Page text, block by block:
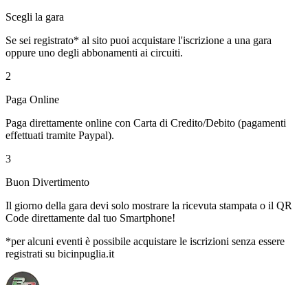
Scegli la gara
Se sei registrato* al sito puoi acquistare l'iscrizione a una gara
oppure uno degli abbonamenti ai circuiti.
2
Paga Online
Paga direttamente online con Carta di Credito/Debito (pagamenti
effettuati tramite Paypal).
3
Buon Divertimento
Il giorno della gara devi solo mostrare la ricevuta stampata o il QR
Code direttamente dal tuo Smartphone!
*per alcuni eventi è possibile acquistare le iscrizioni senza essere
registrati su bicinpuglia.it